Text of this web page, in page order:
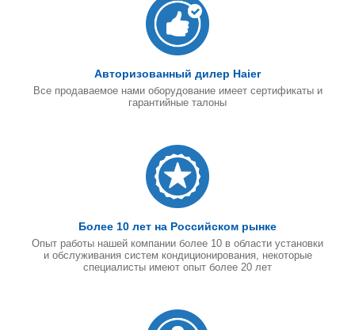
Авторизованный дилер Haier
Все продаваемое нами оборудование имеет сертификаты и
гарантийные талоны
Более 10 лет на Российском рынке
Опыт работы нашей компании более 10 в области установки
и обслуживания систем кондиционирования, некоторые
специалисты имеют опыт более 20 лет